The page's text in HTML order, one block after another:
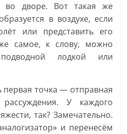
во дворе. Вот такая же
в воздухе, если
или представить его
самое, к слову, можно
лодкой или
первая точка — отправная
У каждого
так? Замечательно.
и перенесём